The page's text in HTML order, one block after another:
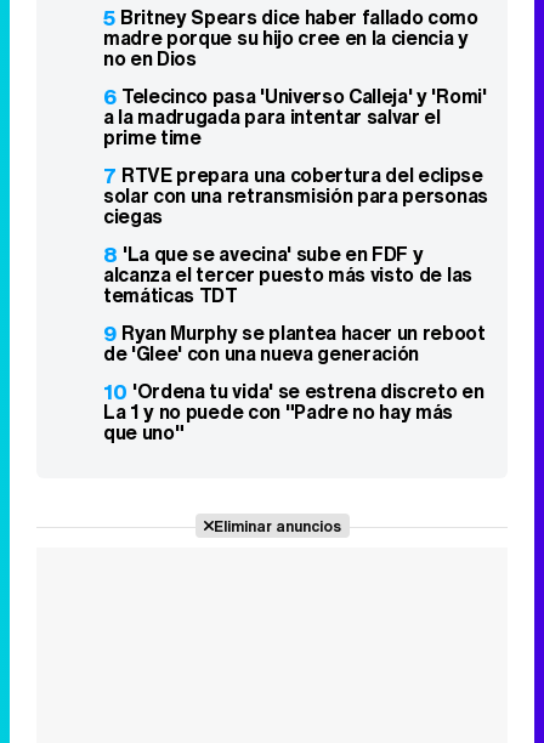
5 Britney Spears dice haber fallado como
madre porque su hijo cree en la ciencia y
no en Dios
6 Telecinco pasa 'Universo Calleja' y 'Romi'
a la madrugada para intentar salvar el
prime time
7 RTVE prepara una cobertura del eclipse
solar con una retransmisión para personas
ciegas
8 'La que se avecina' sube en FDF y
alcanza el tercer puesto más visto de las
temáticas TDT
9 Ryan Murphy se plantea hacer un reboot
de 'Glee' con una nueva generación
10 'Ordena tu vida' se estrena discreto en
La 1 y no puede con "Padre no hay más
que uno"
Eliminar anuncios